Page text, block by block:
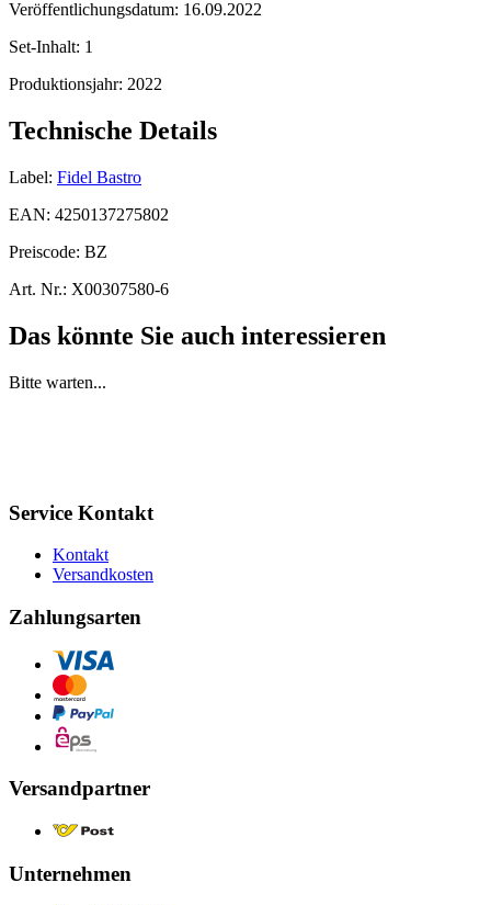
Veröffentlichungsdatum: 16.09.2022
Set-Inhalt: 1
Produktionsjahr: 2022
Technische Details
Label: Fidel Bastro
EAN: 4250137275802
Preiscode: BZ
Art. Nr.: X00307580-6
Das könnte Sie auch interessieren
Bitte warten...
Service Kontakt
Kontakt
Versandkosten
Zahlungsarten
Versandpartner
Unternehmen